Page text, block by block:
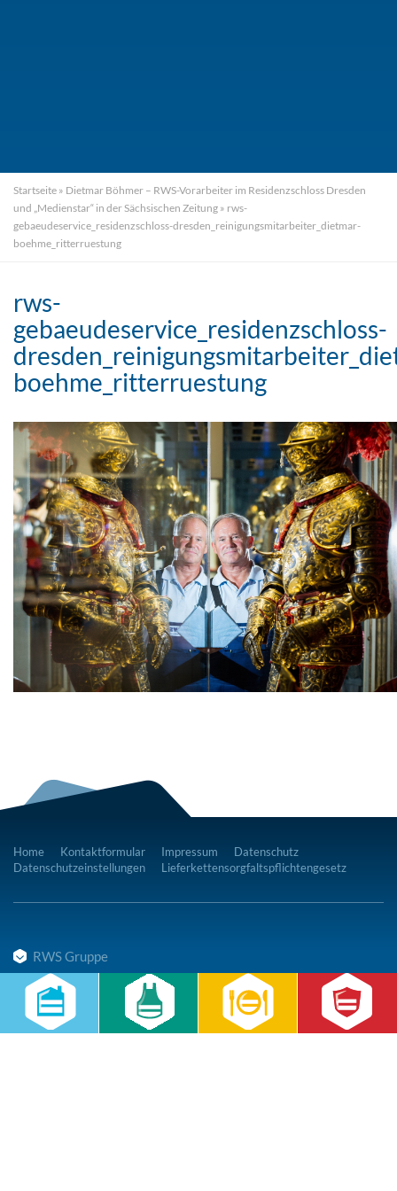
Startseite » Dietmar Böhmer – RWS-Vorarbeiter im Residenzschloss Dresden
und „Medienstar“ in der Sächsischen Zeitung » rws-
gebaeudeservice_residenzschloss-dresden_reinigungsmitarbeiter_dietmar-
boehme_ritterruestung
rws-
gebaeudeservice_residenzschloss-
boehme_ritterruestung
Home Kontaktformular Impressum
Datenschutz
Datenschutzeinstellungen
Lieferkettensorgfaltspflichtengesetz
RWS Gruppe
Gebäudeservice
Hauswirtschaft